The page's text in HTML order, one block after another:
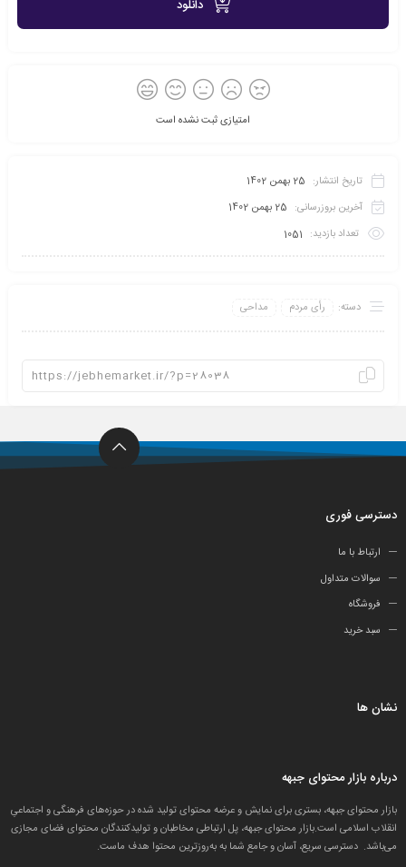
دانلود
امتیازی ثبت نشده است
تاریخ انتشار: 25 بهمن 1402
آخرین بروزرسانی: 25 بهمن 1402
تعداد بازدید: 1051
دسته: رأی مردم مداحی
دسترسی فوری
ارتباط با ما
سوالات متداول
فروشگاه
سبد خرید
نشان ها
درباره بازار محتوای جبهه
بازار محتوای جبهه، بستری برای نمایش و عرضه محتوای تولید شده در حوزه‌های فرهنگی و اجتماعیِ
انقلاب اسلامی است.بازار محتوای جبهه، پل ارتباطی مخاطبان و تولید‌کنندگان محتوای فضای مجازی
می‌باشد. دسترسی سریع، آسان و جامع شما به به‌روزترین محتوا هدف ماست.